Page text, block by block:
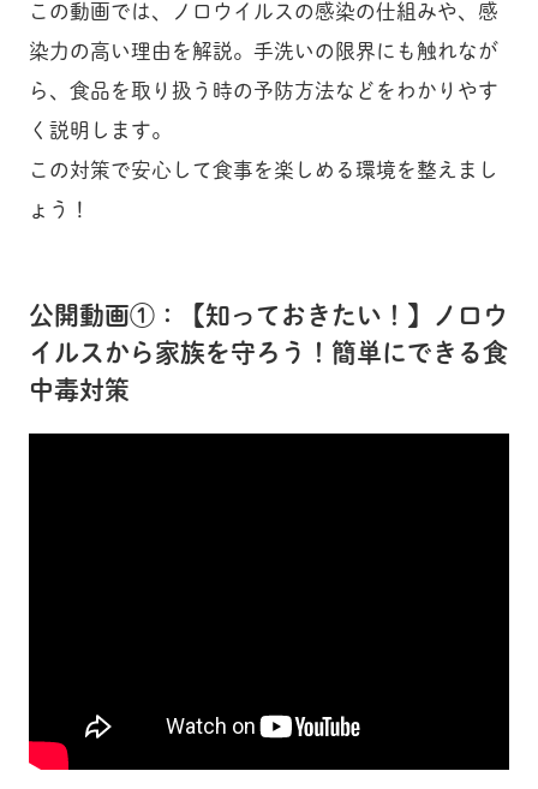
この動画では、ノロウイルスの感染の仕組みや、感
染力の高い理由を解説。手洗いの限界にも触れなが
ら、食品を取り扱う時の予防方法などをわかりやす
く説明します。
この対策で安心して食事を楽しめる環境を整えまし
ょう！
公開動画①：【知っておきたい！】ノロウ
イルスから家族を守ろう！簡単にできる食
中毒対策